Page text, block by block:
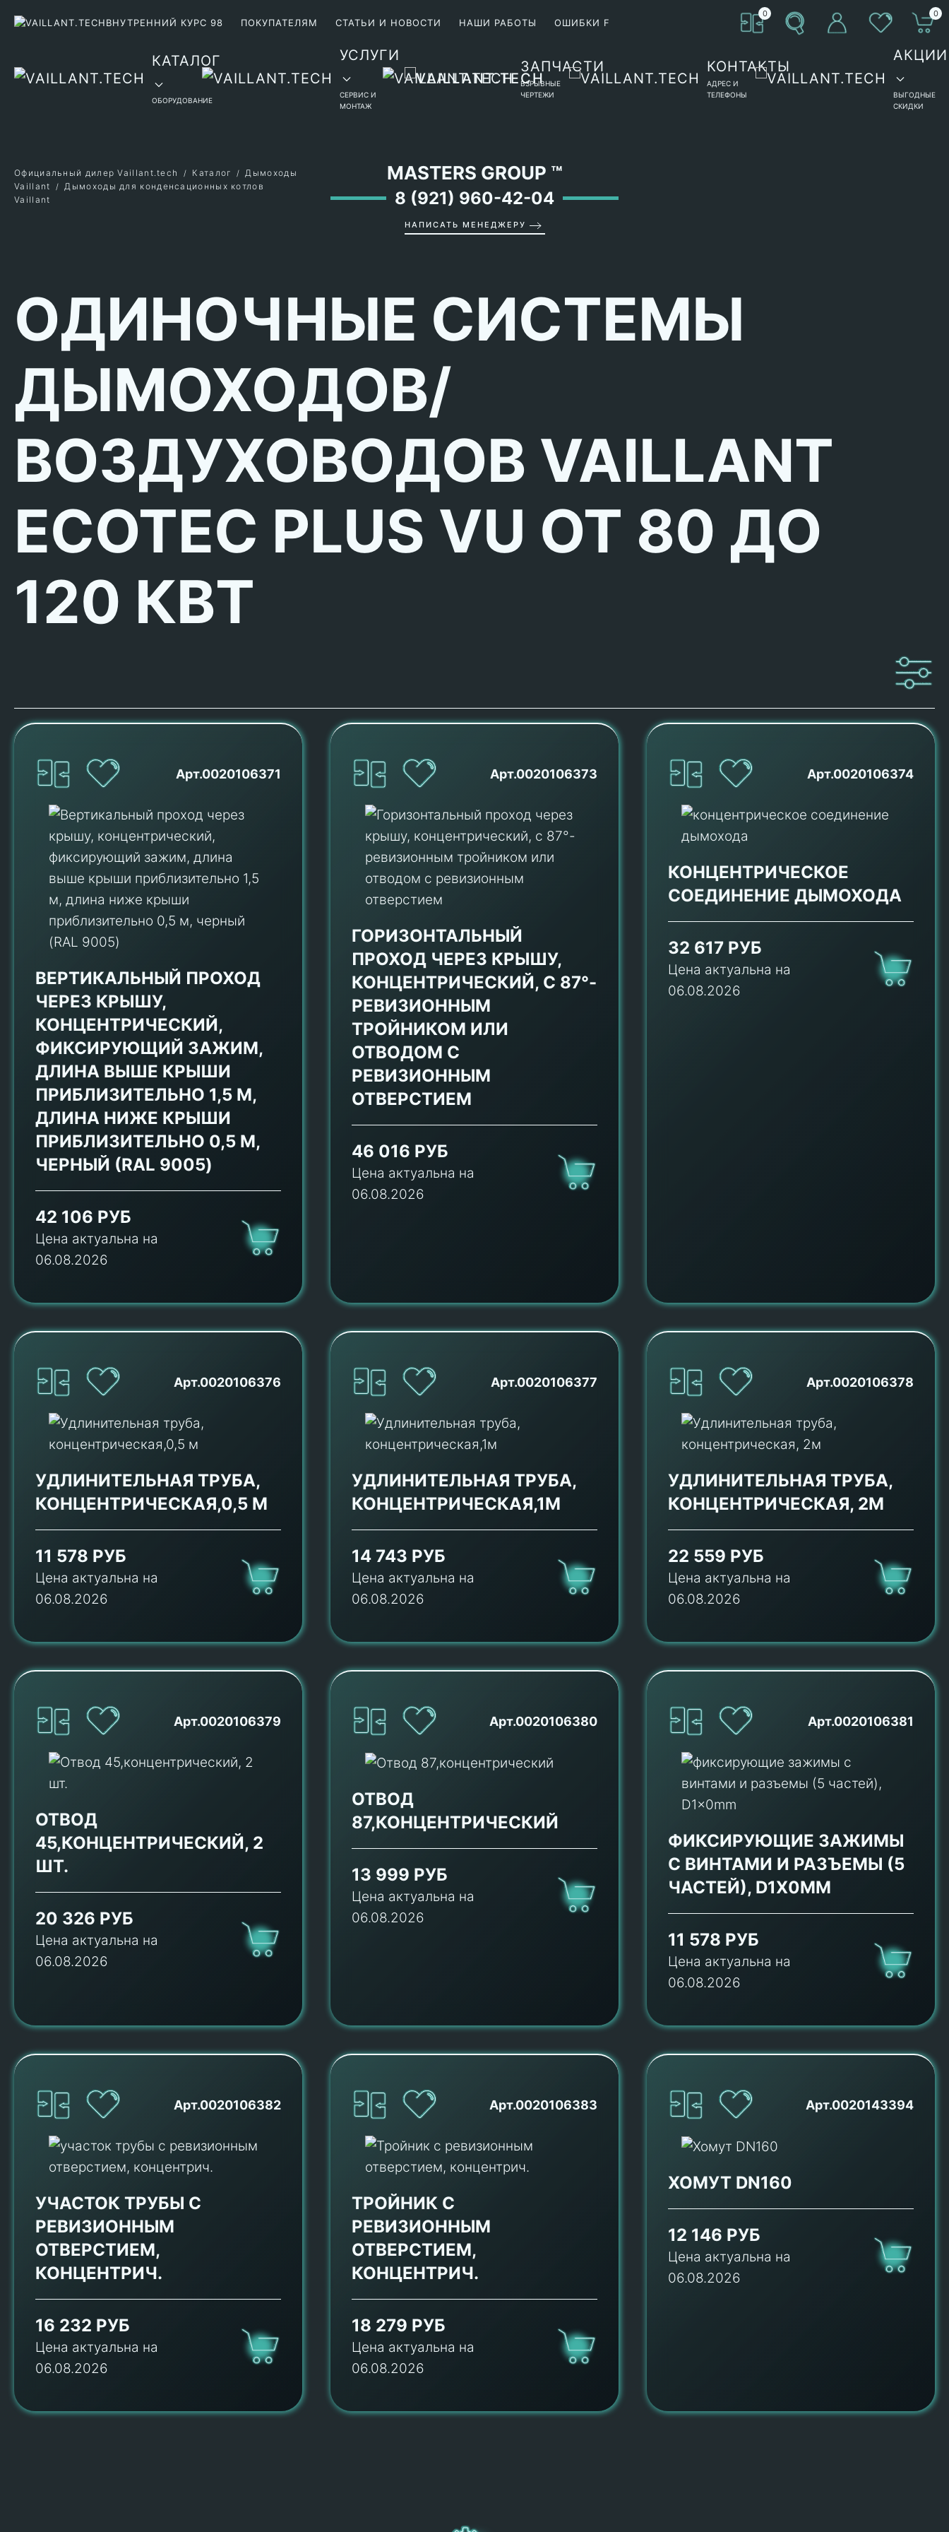
ВНУТРЕННИЙ КУРС 98 ПОКУПАТЕЛЯМ СТАТЬИ И НОВОСТИ НАШИ РАБОТЫ ОШИБКИ F
0 0
КАТАЛОГ
ОБОРУДОВАНИЕ
УСЛУГИ
СЕРВИС И
МОНТАЖ
ЗАПЧАСТИ
ВЗРЫВНЫЕ
ЧЕРТЕЖИ
КОНТАКТЫ
АДРЕС И
ТЕЛЕФОНЫ
АКЦИИ
ВЫГОДНЫЕ
СКИДКИ
MASTERS GROUP ™
8 (921) 960-42-04
НАПИСАТЬ МЕНЕДЖЕРУ
Официальный дилер Vaillant.tech Каталог
Дымоходы
Vaillant
Дымоходы для конденсационных котлов
Vaillant
ОДИНОЧНЫЕ СИСТЕМЫ
ДЫМОХОДОВ/
ВОЗДУХОВОДОВ VAILLANT
ECOTEC PLUS VU ОТ 80 ДО
120 КВТ
Арт.0020106371
ВЕРТИКАЛЬНЫЙ ПРОХОД
ЧЕРЕЗ КРЫШУ,
КОНЦЕНТРИЧЕСКИЙ,
ФИКСИРУЮЩИЙ ЗАЖИМ,
ДЛИНА ВЫШЕ КРЫШИ
ПРИБЛИЗИТЕЛЬНО 1,5 М,
ДЛИНА НИЖЕ КРЫШИ
ПРИБЛИЗИТЕЛЬНО 0,5 М,
ЧЕРНЫЙ (RAL 9005)
42 106 РУБ
Цена актуальна на
06.08.2026
Арт.0020106373
ГОРИЗОНТАЛЬНЫЙ
ПРОХОД ЧЕРЕЗ КРЫШУ,
КОНЦЕНТРИЧЕСКИЙ, С 87°-
РЕВИЗИОННЫМ
ТРОЙНИКОМ ИЛИ
ОТВОДОМ С
РЕВИЗИОННЫМ
ОТВЕРСТИЕМ
46 016 РУБ
Цена актуальна на
06.08.2026
Арт.0020106374
КОНЦЕНТРИЧЕСКОЕ
СОЕДИНЕНИЕ ДЫМОХОДА
32 617 РУБ
Цена актуальна на
06.08.2026
Арт.0020106376
УДЛИНИТЕЛЬНАЯ ТРУБА,
КОНЦЕНТРИЧЕСКАЯ,0,5 М
11 578 РУБ
Цена актуальна на
06.08.2026
Арт.0020106377
УДЛИНИТЕЛЬНАЯ ТРУБА,
КОНЦЕНТРИЧЕСКАЯ,1М
14 743 РУБ
Цена актуальна на
06.08.2026
Арт.0020106378
УДЛИНИТЕЛЬНАЯ ТРУБА,
КОНЦЕНТРИЧЕСКАЯ, 2М
22 559 РУБ
Цена актуальна на
06.08.2026
Арт.0020106379
ОТВОД
45,КОНЦЕНТРИЧЕСКИЙ, 2
ШТ.
20 326 РУБ
Цена актуальна на
06.08.2026
Арт.0020106380
ОТВОД
87,КОНЦЕНТРИЧЕСКИЙ
13 999 РУБ
Цена актуальна на
06.08.2026
Арт.0020106381
ФИКСИРУЮЩИЕ ЗАЖИМЫ
С ВИНТАМИ И РАЗЪЕМЫ (5
ЧАСТЕЙ), D1X0MM
11 578 РУБ
Цена актуальна на
06.08.2026
Арт.0020106382
УЧАСТОК ТРУБЫ С
РЕВИЗИОННЫМ
ОТВЕРСТИЕМ,
КОНЦЕНТРИЧ.
16 232 РУБ
Цена актуальна на
06.08.2026
Арт.0020106383
ТРОЙНИК С
РЕВИЗИОННЫМ
ОТВЕРСТИЕМ,
КОНЦЕНТРИЧ.
18 279 РУБ
Цена актуальна на
06.08.2026
Арт.0020143394
ХОМУТ DN160
12 146 РУБ
Цена актуальна на
06.08.2026